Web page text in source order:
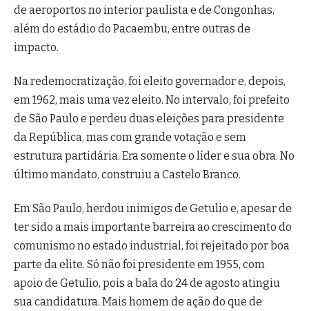
de aeroportos no interior paulista e de Congonhas,
além do estádio do Pacaembu, entre outras de
impacto.
Na redemocratização, foi eleito governador e, depois,
em 1962, mais uma vez eleito. No intervalo, foi prefeito
de São Paulo e perdeu duas eleições para presidente
da República, mas com grande votação e sem
estrutura partidária. Era somente o líder e sua obra. No
último mandato, construiu a Castelo Branco.
Em São Paulo, herdou inimigos de Getulio e, apesar de
ter sido a mais importante barreira ao crescimento do
comunismo no estado industrial, foi rejeitado por boa
parte da elite. Só não foi presidente em 1955, com
apoio de Getulio, pois a bala do 24 de agosto atingiu
sua candidatura. Mais homem de ação do que de